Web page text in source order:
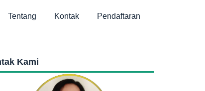
Tentang Kontak Pendaftaran
Kami